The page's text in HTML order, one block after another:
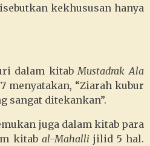
kekhususan hanya
dalam kitabMustadrak Ala
menyatakan, “Ziarah kubur
sangat ditekankan”.
juga dalam kitab para
kitab al-Mahalli jilid 5 hal.